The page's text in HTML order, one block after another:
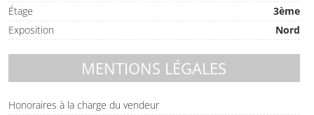
Étage
3ème
Exposition
Nord
MENTIONS LÉGALES
Honoraires à la charge du vendeur